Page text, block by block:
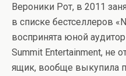
Вероники Рот, в 2011
в списке бестселлеров
воспринята юной
Summit Entertainment, не
ящик, вообще выкупила